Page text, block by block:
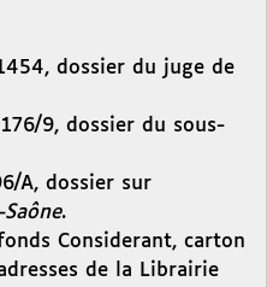
dossier du juge de
9, dossier du sous-
A, dossier sur
.
Considerant, carton
de la Librairie